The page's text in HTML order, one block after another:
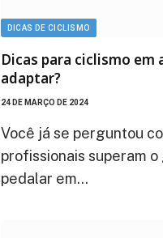
DICAS DE CICLISMO
Dicas para ciclismo
adaptar?
24 DE MARÇO DE 2024
Você já se perguntou
profissionais superam
pedalar em…